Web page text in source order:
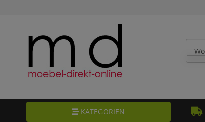
KATEGORIEN